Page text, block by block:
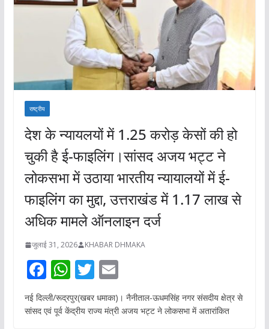
राष्ट्रीय
देश के न्यायलयों में 1.25 करोड़ केसों की हो
चुकी है ई-फाइलिंग।सांसद अजय भट्ट ने
लोकसभा में उठाया भारतीय न्यायालयों में ई-
फाइलिंग का मुद्दा, उत्तराखंड में 1.17 लाख से
अधिक मामले ऑनलाइन दर्ज
जुलाई 31, 2026 KHABAR DHMAKA
F
ac
e
W
h
at
T
w
itt
E
m
ai
नई दिल्ली/रूद्रपुर(खबर धमाका)। नैनीताल-ऊधमसिंह नगर संसदीय क्षेत्र से
सांसद एवं पूर्व केंद्रीय राज्य मंत्री अजय भट्ट ने लोकसभा में अतारांकित